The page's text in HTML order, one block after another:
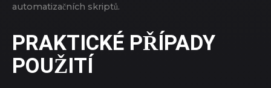
automatizačních skriptů.
PRAKTICKÉ PŘÍPADY
POUŽITÍ